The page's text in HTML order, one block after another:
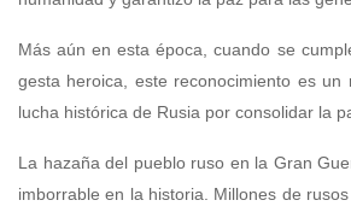
Más aún en esta época, cuando se
gesta heroica, este reconocimiento es un
lucha histórica de Rusia por consolidar la
La hazaña del pueblo ruso en la Gran
imborrable en la historia. Millones de